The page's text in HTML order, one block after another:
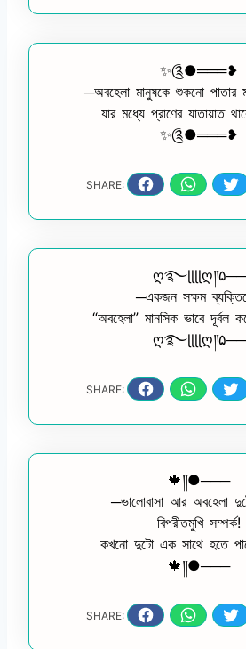
✨༊●═══❥
─অবহেলা মানুষকে শুকনো পাতার
যার মধ্যে প্রাণের যাতায়াত
✨༊●═══❥
SHARE:
ღ࿐ɭɭɭɭღ༎۵──
─একজন সক্ষম
“অবহেলা” মানসিক ভাবে দূর্বল
ღ࿐ɭɭɭɭღ༎۵──
SHARE:
🍁༎●───
─ভালোবাসা আর অবহেলা
বিপরীতমুখি সম্পর্ক!
কখনো দুটো এক সাথে হতে
🍁༎●───
SHARE: